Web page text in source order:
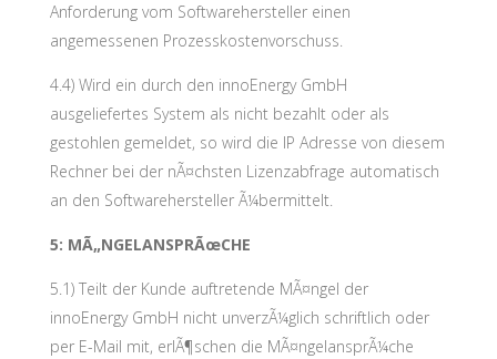
Anforderung vom Softwarehersteller einen
angemessenen Prozesskostenvorschuss.
4.4) Wird ein durch den innoEnergy GmbH
ausgeliefertes System als nicht bezahlt oder als
gestohlen gemeldet, so wird die IP Adresse von diesem
Rechner bei der nÃ¤chsten Lizenzabfrage automatisch
an den Softwarehersteller Ã¼bermittelt.
5: MÃ„NGELANSPRÃœCHE
5.1) Teilt der Kunde auftretende MÃ¤ngel der
innoEnergy GmbH nicht unverzÃ¼glich schriftlich oder
per E-Mail mit, erlÃ¶schen die MÃ¤ngelansprÃ¼che